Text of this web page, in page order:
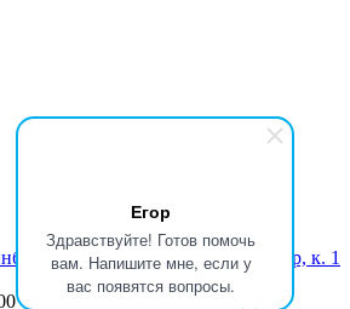
Егор
Здравствуйте! Готов помочь
вам. Напишите мне, если у
вас появятся вопросы.
Режевской тракт 15 километр, к. 1